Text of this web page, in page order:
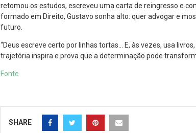
retomou os estudos, escreveu uma carta de reingresso e
formado em Direito, Gustavo sonha alto: quer advogar e
futuro.
“Deus escreve certo por linhas tortas… E, às vezes, usa
trajetória inspira e prova que a determinação pode
Fonte
SHARE